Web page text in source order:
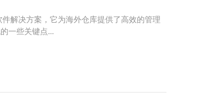
解决方案，它为海外仓库提供了高效的管理
一些关键点...